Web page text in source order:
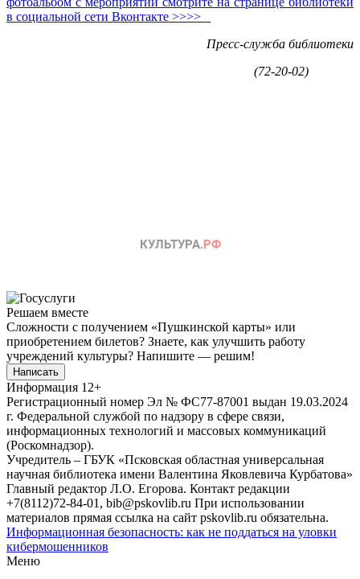
в социальной сети Вконтакте >>>>
Пресс-служба библиотеки
(72-20-02)
Решаем вместе
Сложности с получением «Пушкинской карты» или
приобретением билетов? Знаете, как улучшить работу
учреждений культуры? Напишите — решим!
Написать
Информация 12+
Регистрационный номер Эл № ФС77-87001 выдан 19.03.2024
г. Федеральной службой по надзору в сфере связи,
информационных технологий и массовых коммуникаций
(Роскомнадзор).
Учредитель – ГБУК «Псковская областная универсальная
научная библиотека имени Валентина Яковлевича Курбатова»
Главный редактор Л.О. Егорова. Контакт редакции
+7(8112)72-84-01, bib@pskovlib.ru При использовании
материалов прямая ссылка на сайт pskovlib.ru обязательна.
Информационная безопасность: как не поддаться на уловки
кибермошенников
Меню